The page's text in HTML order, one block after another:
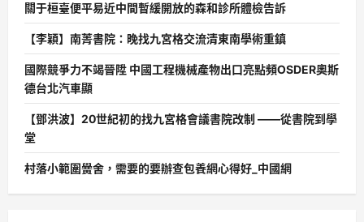
關于桓臺便平易近中間暫緩開放的森和診所體檢告訴
【李穎】南菁書院：晚找九宮格交流清東南學術重鎮
國際競爭力不竭晉陞 中國工程機械產物出口亮點頻OSDER奧斯
德台北汽車顯
【鄧洪波】20世紀初的找九宮格會議書院改制 ——從書院到學
堂
村落小範圍黌舍，需要的要辦查包養網心得好_中國網